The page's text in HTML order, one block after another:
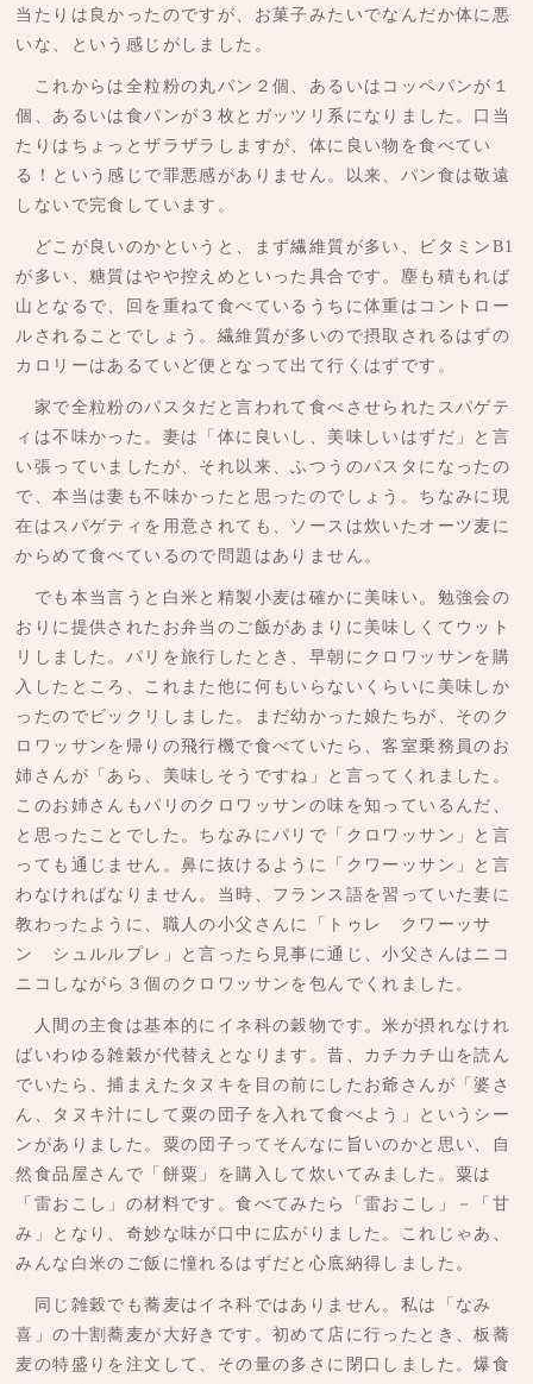
当たりは良かったのですが、お菓子みたいでなんだか体に悪
いな、という感じがしました。
これからは全粒粉の丸パン２個、あるいはコッペパンが１
個、あるいは食パンが３枚とガッツリ系になりました。口当
たりはちょっとザラザラしますが、体に良い物を食べてい
る！という感じで罪悪感がありません。以来、パン食は敬遠
しないで完食しています。
どこが良いのかというと、まず繊維質が多い、ビタミンB1
が多い、糖質はやや控えめといった具合です。塵も積もれば
山となるで、回を重ねて食べているうちに体重はコントロー
ルされることでしょう。繊維質が多いので摂取されるはずの
カロリーはあるていど便となって出て行くはずです。
家で全粒粉のパスタだと言われて食べさせられたスパゲテ
ィは不味かった。妻は「体に良いし、美味しいはずだ」と言
い張っていましたが、それ以来、ふつうのパスタになったの
で、本当は妻も不味かったと思ったのでしょう。ちなみに現
在はスパゲティを用意されても、ソースは炊いたオーツ麦に
からめて食べているので問題はありません。
でも本当言うと白米と精製小麦は確かに美味い。勉強会の
おりに提供されたお弁当のご飯があまりに美味しくてウット
リしました。パリを旅行したとき、早朝にクロワッサンを購
入したところ、これまた他に何もいらないくらいに美味しか
ったのでビックリしました。まだ幼かった娘たちが、そのク
ロワッサンを帰りの飛行機で食べていたら、客室乗務員のお
姉さんが「あら、美味しそうですね」と言ってくれました。
このお姉さんもパリのクロワッサンの味を知っているんだ、
と思ったことでした。ちなみにパリで「クロワッサン」と言
っても通じません。鼻に抜けるように「クワーッサン」と言
わなければなりません。当時、フランス語を習っていた妻に
教わったように、職人の小父さんに「トゥレ クワーッサ
ン シュルルプレ」と言ったら見事に通じ、小父さんはニコ
ニコしながら３個のクロワッサンを包んでくれました。
人間の主食は基本的にイネ科の穀物です。米が摂れなけれ
ばいわゆる雑穀が代替えとなります。昔、カチカチ山を読ん
でいたら、捕まえたタヌキを目の前にしたお爺さんが「婆さ
ん、タヌキ汁にして粟の団子を入れて食べよう」というシー
ンがありました。粟の団子ってそんなに旨いのかと思い、自
然食品屋さんで「餅粟」を購入して炊いてみました。粟は
「雷おこし」の材料です。食べてみたら「雷おこし」－「甘
み」となり、奇妙な味が口中に広がりました。これじゃあ、
みんな白米のご飯に憧れるはずだと心底納得しました。
同じ雑穀でも蕎麦はイネ科ではありません。私は「なみ
喜」の十割蕎麦が大好きです。初めて店に行ったとき、板蕎
麦の特盛りを注文して、その量の多さに閉口しました。爆食